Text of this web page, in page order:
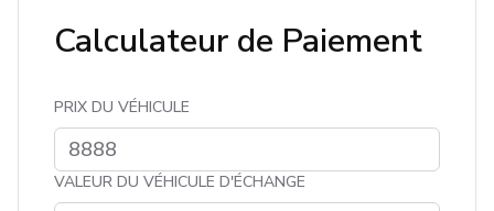
Calculateur de Paiement
PRIX DU VÉHICULE
VALEUR DU VÉHICULE D'ÉCHANGE